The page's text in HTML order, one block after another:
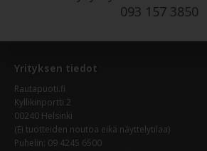
093 157 3850
Yrityksen tiedot
Rautapuoti.fi
Kyllikinportti 2
00240 Helsinki
(Ei tuotteiden noutoa eikä näyttelytilaa)
Puhelin: 09 4245 6500